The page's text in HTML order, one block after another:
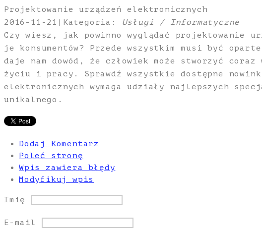
Projektowanie urządzeń elektronicznych
2016-11-21 | Kategoria: Usługi / Informatyczne
Czy wiesz, jak powinno wyglądać projektowanie
je konsumentów? Przede wszystkim musi być
daje nam dowód, że człowiek może stworzyć
życiu i pracy. Sprawdź wszystkie dostępne
elektronicznych wymaga udziały najlepszych
unikalnego.
Dodaj Komentarz
Poleć stronę
Wpis zawiera błędy
Modyfikuj wpis
Imię
E-mail